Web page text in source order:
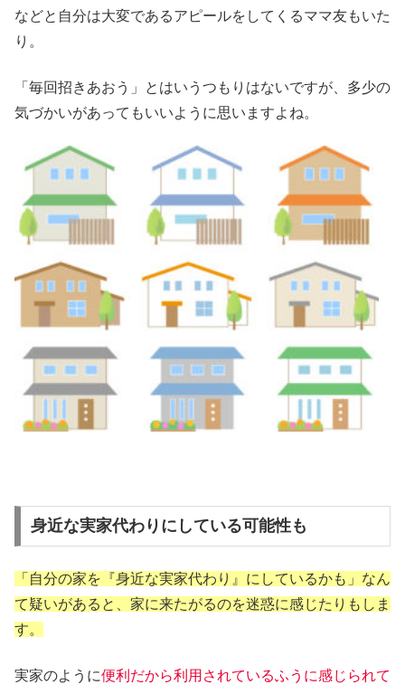
などと自分は大変であるアピールをしてくるママ友もいた
り。
「毎回招きあおう」とはいうつもりはないですが、多少の
気づかいがあってもいいように思いますよね。
身近な実家代わりにしている可能性も
「自分の家を『身近な実家代わり』にしているかも」なん
て疑いがあると、家に来たがるのを迷惑に感じたりもしま
す。
実家のように便利だから利用されているふうに感じられて